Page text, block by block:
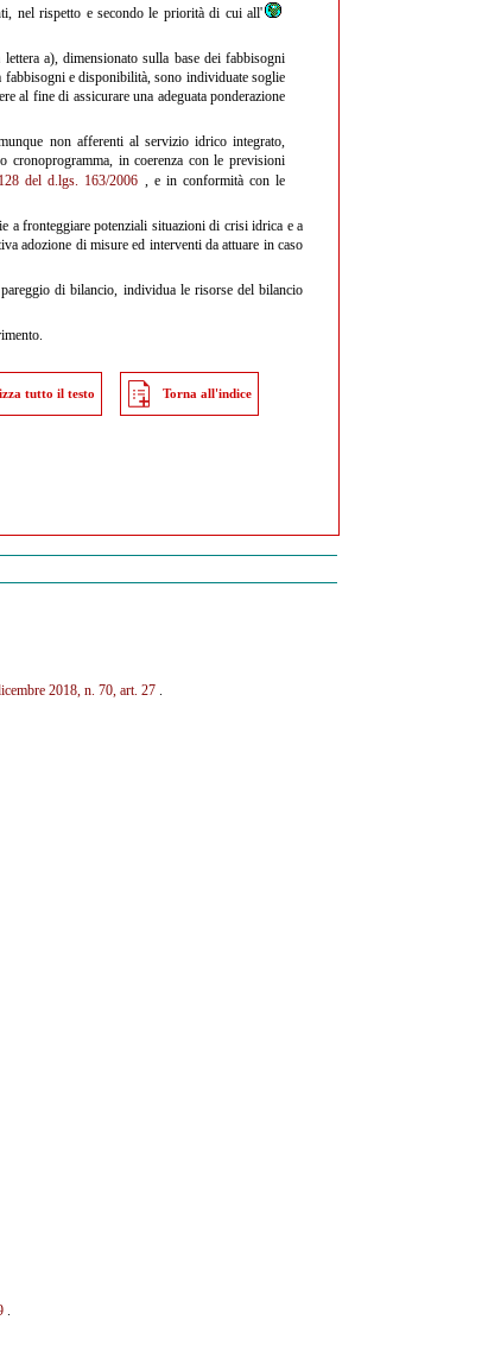
nel rispetto e secondo le priorità di cui all'
a), dimensionato sulla base dei fabbisogni
fabbisogni e disponibilità, sono individuate soglie
al fine di assicurare una adeguata ponderazione
non afferenti al servizio idrico integrato,
cronoprogramma, in coerenza con le previsioni
del d.lgs. 163/2006 , e in conformità con le
a fronteggiare potenziali situazioni di crisi idrica e a
adozione di misure ed interventi da attuare in caso
di bilancio, individua le risorse del bilancio
tutto il testo Torna all'indice
2018, n. 70, art. 27.
.